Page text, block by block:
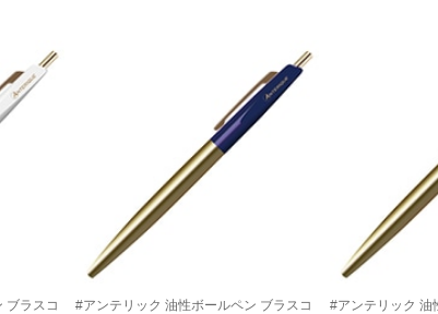
ブラスコ
#アンテリック 油性ボールペン ブラスコ
#アンテリック 油